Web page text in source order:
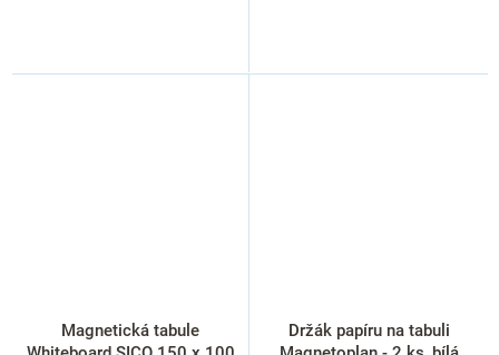
Magnetická tabule
Držák papíru na tabuli